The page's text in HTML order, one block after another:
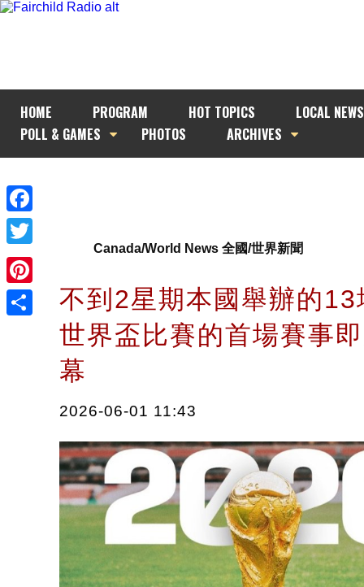
HOME PROGRAM HOT TOPICS
LOCAL NEWS
POLL & GAMES
PHOTOS ARCHIVES
Facebook
Twitter
Pinterest
Canada/World News 全國/世界新聞
不到2星期本國舉辦的
世界盃比賽的首場賽事
幕
2026-06-01 11:43